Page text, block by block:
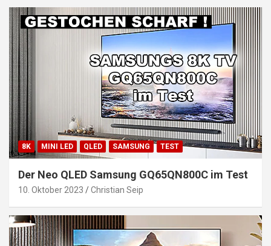
8K MINI LED QLED SAMSUNG TEST
Der Neo QLED Samsung GQ65QN800C im Test
10. Oktober 2023 Christian Seip